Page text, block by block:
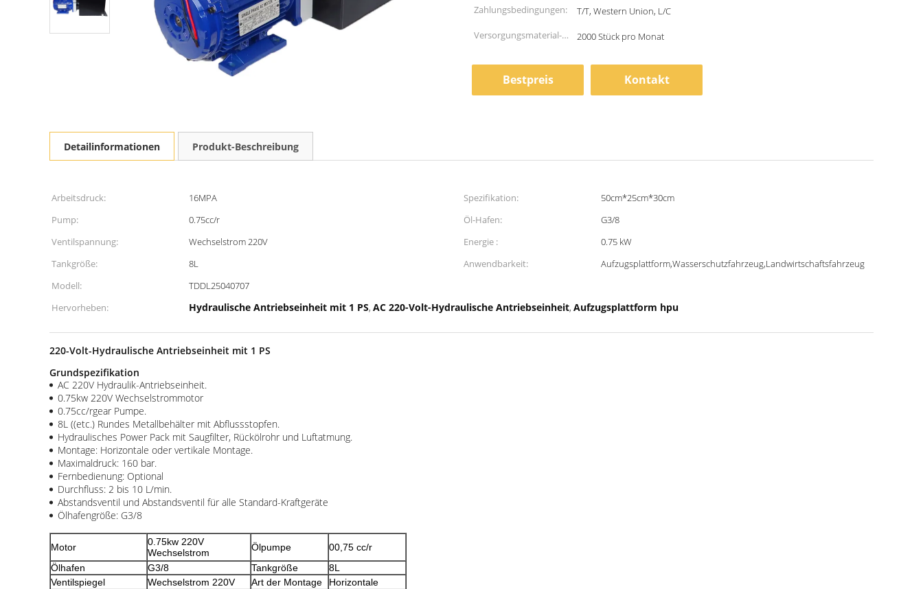
Zahlungsbedingungen:
T/T, Western Union, L/C
Versorgungsmaterial-
2000 Stück pro Monat
Bestpreis Kontakt
Detailinformationen Produkt-Beschreibung
Arbeitsdruck: 16MPA Spezifikation:
50cm*25cm*30cm
Pump:
0.75cc/r Öl-Hafen:
G3/8
Ventilspannung:
Wechselstrom 220V Energie :
0.75 kW
Tankgröße:
8L Anwendbarkeit:
Aufzugsplattform,Wasserschutzfahrzeug,Landwirtschaftsfahrzeug
Modell:
TDDL25040707
Hervorheben:
Hydraulische Antriebseinheit mit 1 PS, AC 220-Volt-Hydraulische Antriebseinheit, Aufzugsplattform hpu
220-Volt-Hydraulische Antriebseinheit mit 1 PS
Grundspezifikation
AC 220V Hydraulik-Antriebseinheit.
0.75kw 220V Wechselstrommotor
0.75cc/rgear Pumpe.
8L ((etc.) Rundes Metallbehälter mit Abflussstopfen.
Hydraulisches Power Pack mit Saugfilter, Rückölrohr und Luftatmung.
Montage: Horizontale oder vertikale Montage.
Maximaldruck: 160 bar.
Fernbedienung: Optional
Durchfluss: 2 bis 10 L/min.
Abstandsventil und Abstandsventil für alle Standard-Kraftgeräte
Ölhafengröße: G3/8
Motor
0.75kw 220V
Wechselstrom
Ölpumpe
00,75 cc/r
Ölhafen
G3/8 Tankgröße
8L
Ventilspiegel
Wechselstrom 220V Art der Montage Horizontale